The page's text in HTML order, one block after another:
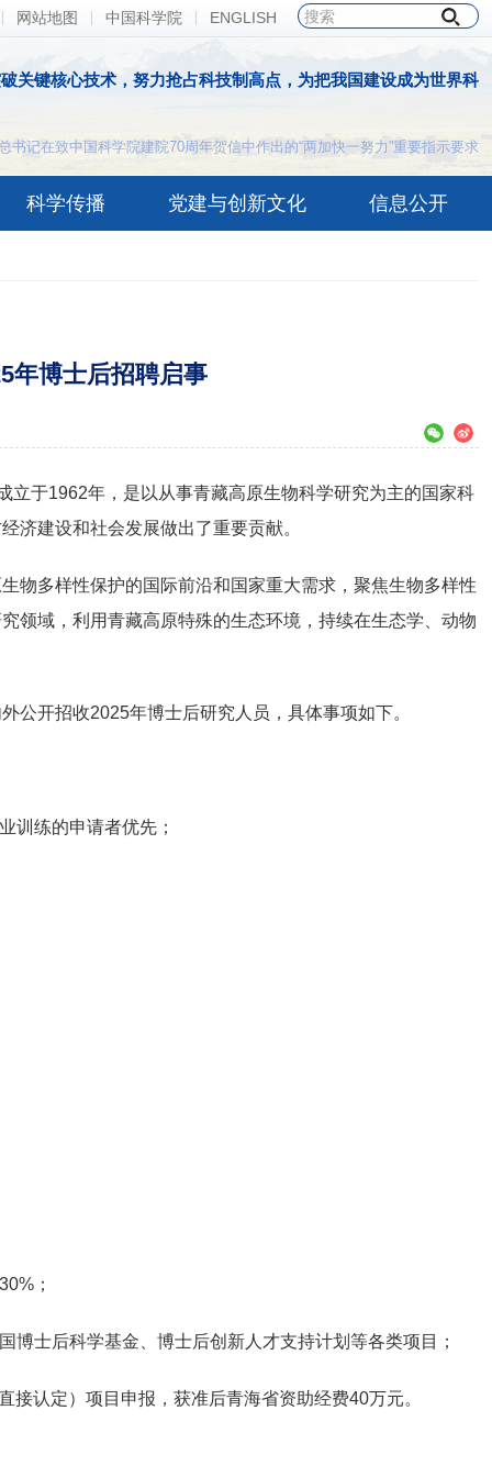
网站地图 中国科学院 ENGLISH
关键核心技术，努力抢占科技制高点，为把我国建设成为世界科
记在致中国科学院建院70周年贺信中作出的“两加快一努力”重要指示要求
科学传播 党建与创新文化 信息公开
年博士后招聘启事
立于1962年，是以从事青藏高原生物科学研究为主的国家科
济建设和社会发展做出了重要贡献。
物多样性保护的国际前沿和国家重大需求，聚焦生物多样性
领域，利用青藏高原特殊的生态环境，持续在生态学、动物
公开招收2025年博士后研究人员，具体事项如下。
训练的申请者优先；
；
士后科学基金、博士后创新人才支持计划等各类项目；
接认定）项目申报，获准后青海省资助经费40万元。